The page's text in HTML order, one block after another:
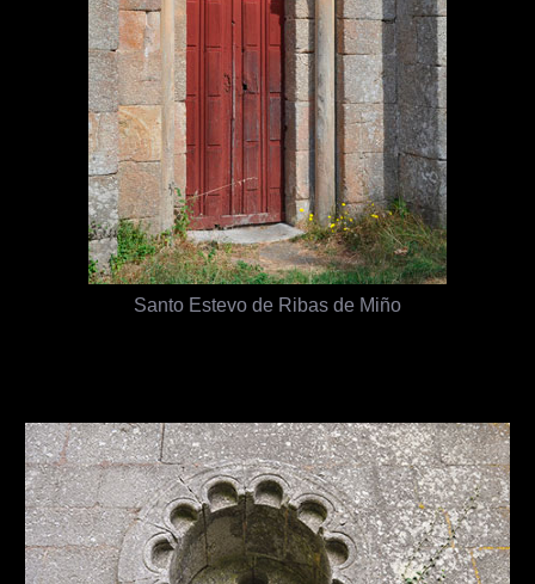
Santo Estevo de Ribas de Miño